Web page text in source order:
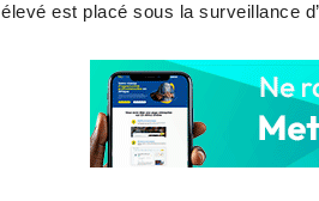
élevé est placé sous la surveillance